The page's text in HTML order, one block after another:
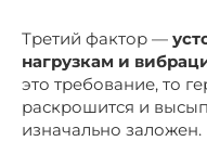
Третий фактор —
нагрузкам и
это требование, то
раскрошится и
изначально заложен.